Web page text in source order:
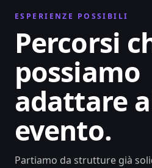
ESPERIENZE POSSIBILI
Percorsi
possiamo
adattare
evento.
Partiamo da strutture già